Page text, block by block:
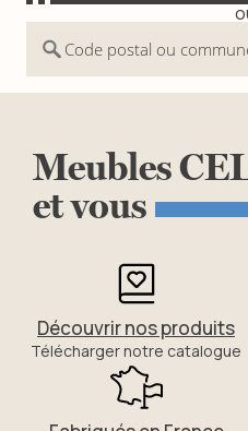
Géolocalisez
Code postal ou
Meubles
etvous
Découvrir nos produits
Télécharger notre catalogue